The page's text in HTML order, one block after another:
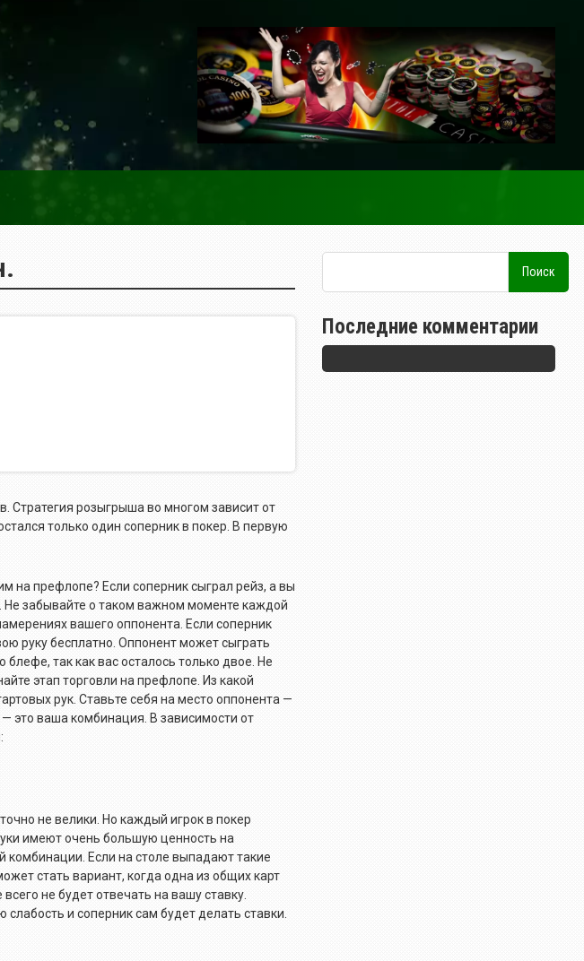
Стратегия розыгрыша во многом зависит от
только один соперник в покер. В первую
на префлопе? Если соперник сыграл рейз, а вы
забывайте о таком важном моменте каждой
вашего оппонента. Если соперник
руку бесплатно. Оппонент может сыграть
так как вас осталось только двое. Не
этап торговли на префлопе. Из какой
рук. Ставьте себя на место оппонента —
это ваша комбинация. В зависимости от
не велики. Но каждый игрок в покер
имеют очень большую ценность на
комбинации. Если на столе выпадают такие
стать вариант, когда одна из общих карт
не будет отвечать на вашу ставку.
и соперник сам будет делать ставки.
Последние комментарии